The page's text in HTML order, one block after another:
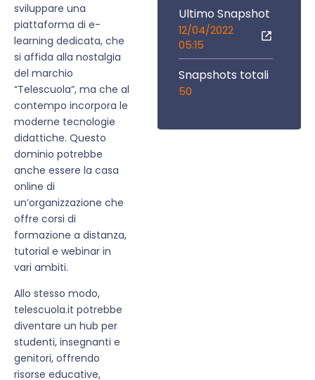
sviluppare una
piattaforma di e-
learning dedicata, che
si affida alla nostalgia
del marchio
“Telescuola”, ma che al
contempo incorpora le
moderne tecnologie
didattiche. Questo
dominio potrebbe
anche essere la casa
online di
un’organizzazione che
offre corsi di
formazione a distanza,
tutorial e webinar in
vari ambiti.
Allo stesso modo,
telescuola.it potrebbe
diventare un hub per
studenti, insegnanti e
genitori, offrendo
risorse educative,
Ultimo Snapshot
12/04/2022
05:15
Snapshots totali
50